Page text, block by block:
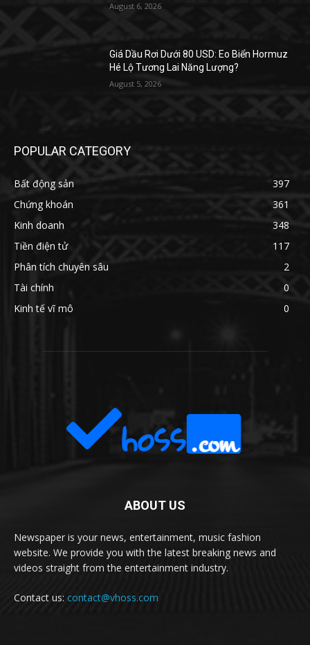
August 6, 2026
Giá Dầu Rơi Dưới 80 USD: Eo Biển Hormuz
Hé Lộ Tương Lai Năng Lượng?
August 5, 2026
POPULAR CATEGORY
Bất động sản
397
Chứng khoán
361
Kinh doanh
348
Tiền điện tử
117
Phân tích chuyên sâu
2
Tài chính
0
Kinh tế vĩ mô
0
ABOUT US
Newspaper is your news, entertainment, music fashion
website. We provide you with the latest breaking news and
videos straight from the entertainment industry.
Contact us: contact@vhoss.com